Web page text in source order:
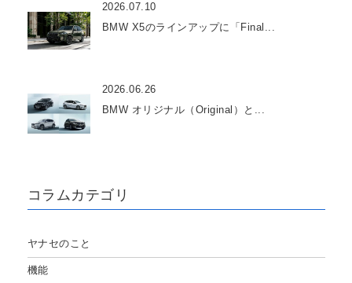
2026.07.10
BMW X5のラインアップに「Final...
2026.06.26
BMW オリジナル（Original）と...
コラムカテゴリ
ヤナセのこと
機能